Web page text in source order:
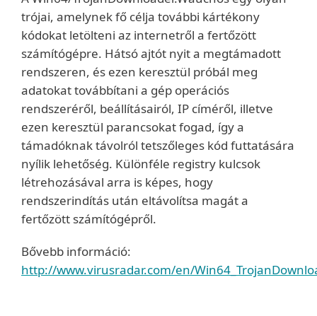
trójai, amelynek fő célja további kártékony
kódokat letölteni az internetről a fertőzött
számítógépre. Hátsó ajtót nyit a megtámadott
rendszeren, és ezen keresztül próbál meg
adatokat továbbítani a gép operációs
rendszeréről, beállításairól, IP címéről, illetve
ezen keresztül parancsokat fogad, így a
támadóknak távolról tetszőleges kód futtatására
nyílik lehetőség. Különféle registry kulcsok
létrehozásával arra is képes, hogy
rendszerindítás után eltávolítsa magát a
fertőzött számítógépről.
Bővebb információ:
http://www.virusradar.com/en/